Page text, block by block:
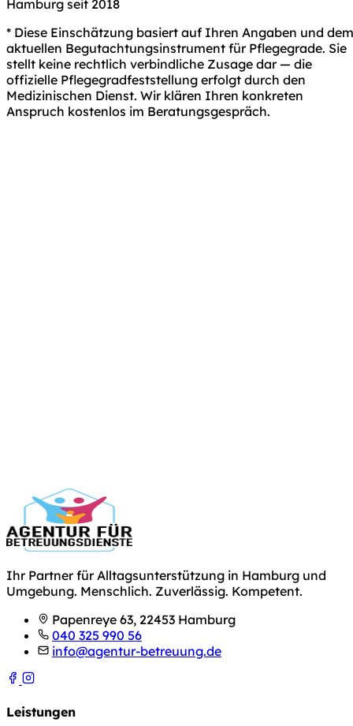
Hamburg seit 2018
* Diese Einschätzung basiert auf Ihren Angaben und dem
aktuellen Begutachtungsinstrument für Pflegegrade. Sie
stellt keine rechtlich verbindliche Zusage dar — die
offizielle Pflegegradfeststellung erfolgt durch den
Medizinischen Dienst. Wir klären Ihren konkreten
Anspruch kostenlos im Beratungsgespräch.
Ihr Partner für Alltagsunterstützung in Hamburg und
Umgebung. Menschlich. Zuverlässig. Kompetent.
Papenreye 63, 22453 Hamburg
040 325 990 56
info@agentur-betreuung.de
Leistungen